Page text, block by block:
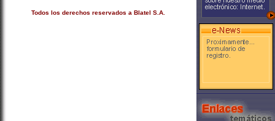
Todos los derechos reservados a Blatel S.A.